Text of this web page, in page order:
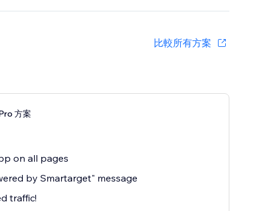
比較所有方案
方案
on all pages
by Smartarget" message
traffic!